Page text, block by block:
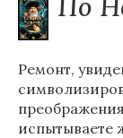
Ремонт,
испытываете